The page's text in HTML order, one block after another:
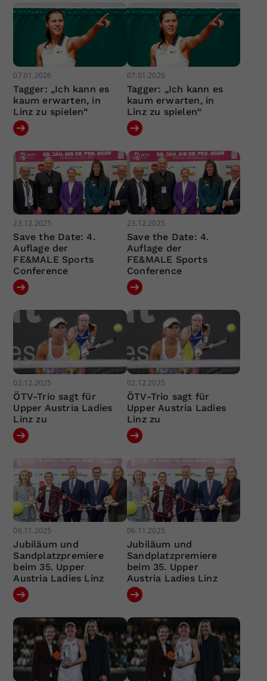
07.01.2026
Tagger: „Ich kann es
kaum erwarten, in
Linz zu spielen“
07.01.2026
Tagger: „Ich kann es
kaum erwarten, in
Linz zu spielen“
23.12.2025
Save the Date: 4.
Auflage der
FE&MALE Sports
Conference
23.12.2025
Save the Date: 4.
Auflage der
FE&MALE Sports
Conference
02.12.2025
ÖTV-Trio sagt für
Upper Austria Ladies
Linz zu
02.12.2025
ÖTV-Trio sagt für
Upper Austria Ladies
Linz zu
06.11.2025
Jubiläum und
Sandplatzpremiere
beim 35. Upper
Austria Ladies Linz
06.11.2025
Jubiläum und
Sandplatzpremiere
beim 35. Upper
Austria Ladies Linz